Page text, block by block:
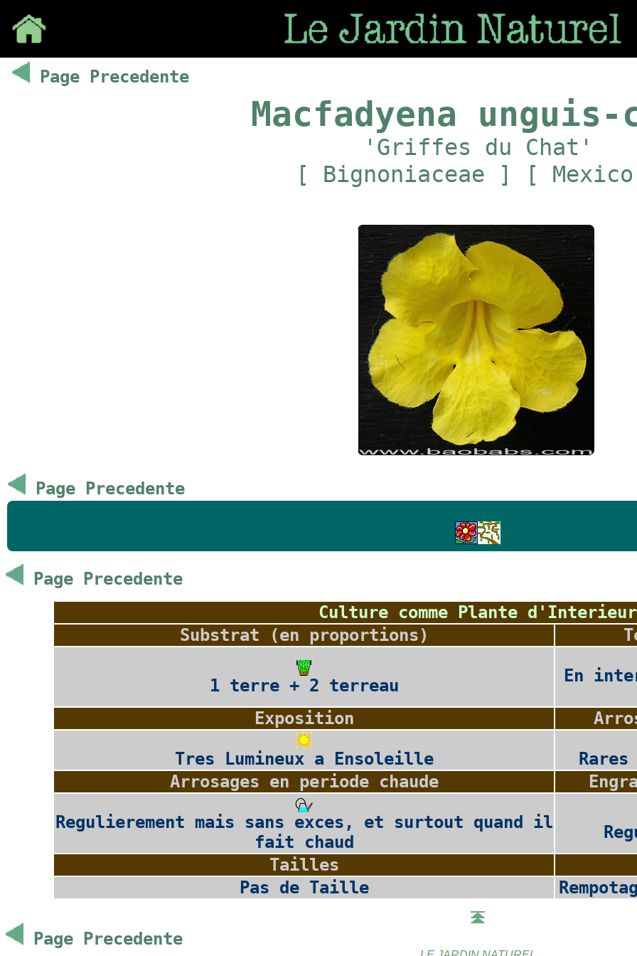
Page Precedente
Macfadyena
'Griffes du Chat'
[ Bignoniaceae ] [
Page Precedente
Page Precedente
Culture comme Plante d'Interieur
Substrat (en proportions)
1 terre + 2 terreau
En
Exposition
Tres Lumineux a Ensoleille
Arrosages en periode chaude
Regulierement mais sans exces, et surtout quand il
fait chaud
Tailles
Pas de Taille
Page Precedente